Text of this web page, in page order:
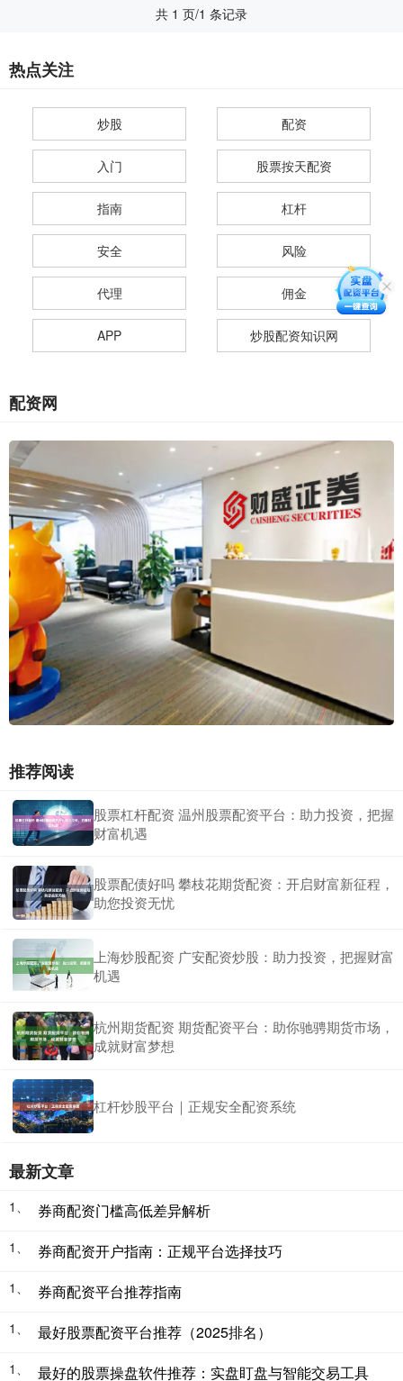
共 1 页/1 条记录
热点关注
炒股 配资
入门 股票按天配资
指南 杠杆
安全 风险
代理 佣金
APP 炒股配资知识网
配资网
推荐阅读
股票杠杆配资 温州股票配资平台：助力投资，把握
财富机遇
股票配债好吗 攀枝花期货配资：开启财富新征程，
助您投资无忧
上海炒股配资 广安配资炒股：助力投资，把握财富
机遇
杭州期货配资 期货配资平台：助你驰骋期货市场，
成就财富梦想
杠杆炒股平台｜正规安全配资系统
最新文章
1、 券商配资门槛高低差异解析
1、 券商配资开户指南：正规平台选择技巧
1、 券商配资平台推荐指南
1、 最好股票配资平台推荐（2025排名）
1、 最好的股票操盘软件推荐：实盘盯盘与智能交易工具